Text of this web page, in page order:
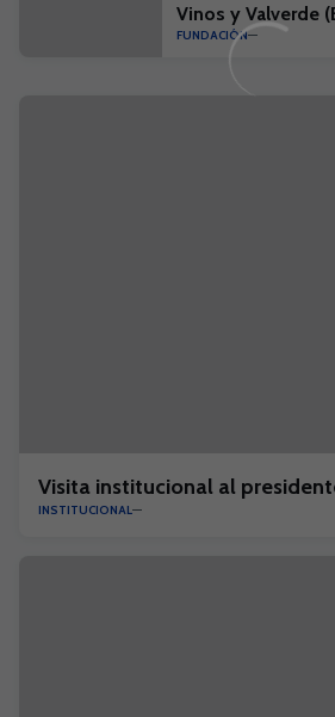
Vinos y Valverde
una nueva
FUNDACIÓN
Visita institucional al
INSTITUCIONAL